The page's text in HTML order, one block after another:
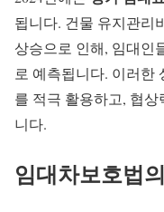
됩니다. 건물 유지관리
상승으로 인해, 임대인
로 예측됩니다. 이러한
를 적극 활용하고, 협
니다.
임대차보호법